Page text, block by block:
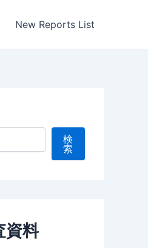
New Reports List
検
索
資料